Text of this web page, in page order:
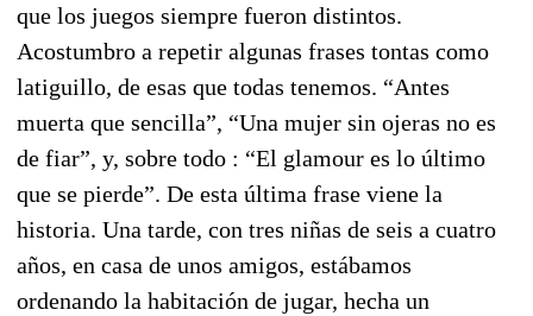
que los juegos siempre fueron distintos.
Acostumbro a repetir algunas frases tontas como
latiguillo, de esas que todas tenemos. “Antes
muerta que sencilla”, “Una mujer sin ojeras no es
de fiar”, y, sobre todo : “El glamour es lo último
que se pierde”. De esta última frase viene la
historia. Una tarde, con tres niñas de seis a cuatro
años, en casa de unos amigos, estábamos
ordenando la habitación de jugar, hecha un